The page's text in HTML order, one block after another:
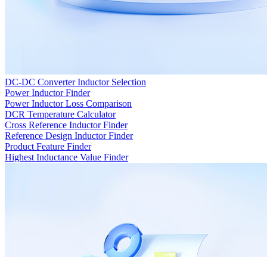
DC-DC Converter Inductor Selection
Power Inductor Finder
Power Inductor Loss Comparison
DCR Temperature Calculator
Cross Reference Inductor Finder
Reference Design Inductor Finder
Product Feature Finder
Highest Inductance Value Finder